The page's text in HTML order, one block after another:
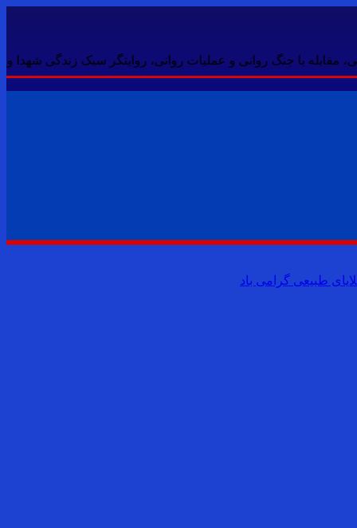
با جنگ روانی و عملیات روانی، روایتگر سبک زندگی شهدا و
طبیعی گرامی باد